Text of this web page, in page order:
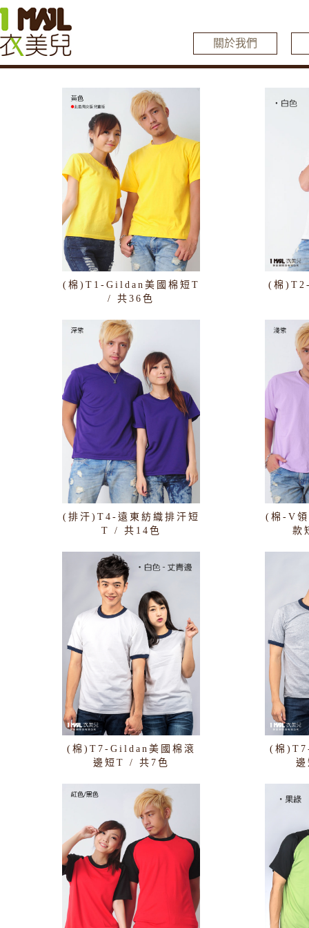
關於我們
(棉)T1-Gildan美國棉短T
/ 共36色
(棉
(排汗)T4-遠東紡織排汗短
T / 共14色
(棉-V
款
(棉)T7-Gildan美國棉滾
邊短T / 共7色
(棉